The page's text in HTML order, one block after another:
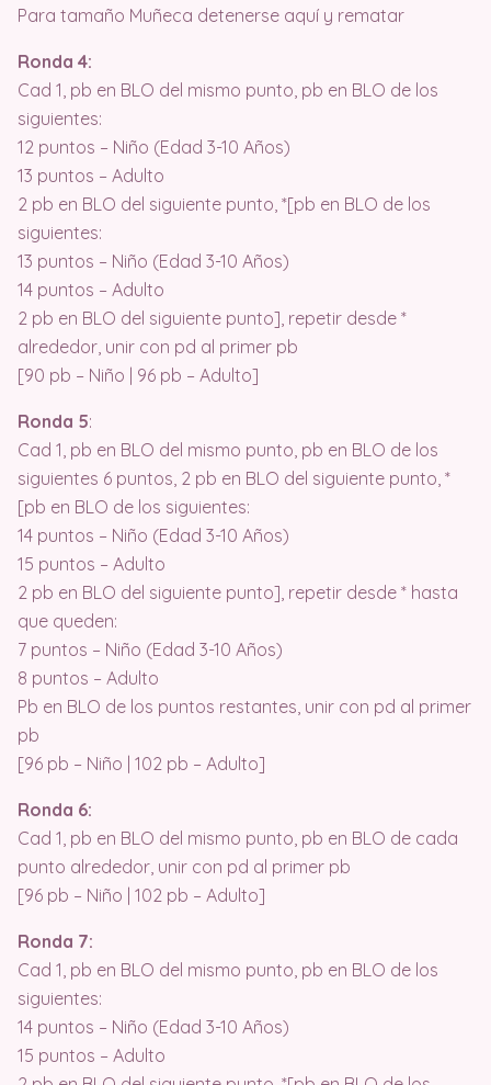
Para tamaño Muñeca detenerse aquí y rematar
Ronda 4:
Cad 1, pb en BLO del mismo punto, pb en BLO de los
siguientes:
12 puntos – Niño (Edad 3-10 Años)
13 puntos – Adulto
2 pb en BLO del siguiente punto, *[pb en BLO de los
siguientes:
13 puntos – Niño (Edad 3-10 Años)
14 puntos – Adulto
2 pb en BLO del siguiente punto], repetir desde *
alrededor, unir con pd al primer pb
[90 pb – Niño | 96 pb – Adulto]
Ronda 5:
Cad 1, pb en BLO del mismo punto, pb en BLO de los
siguientes 6 puntos, 2 pb en BLO del siguiente punto, *
[pb en BLO de los siguientes:
14 puntos – Niño (Edad 3-10 Años)
15 puntos – Adulto
2 pb en BLO del siguiente punto], repetir desde * hasta
que queden:
7 puntos – Niño (Edad 3-10 Años)
8 puntos – Adulto
Pb en BLO de los puntos restantes, unir con pd al primer
pb
[96 pb – Niño | 102 pb – Adulto]
Ronda 6:
Cad 1, pb en BLO del mismo punto, pb en BLO de cada
punto alrededor, unir con pd al primer pb
[96 pb – Niño | 102 pb – Adulto]
Ronda 7:
Cad 1, pb en BLO del mismo punto, pb en BLO de los
siguientes:
14 puntos – Niño (Edad 3-10 Años)
15 puntos – Adulto